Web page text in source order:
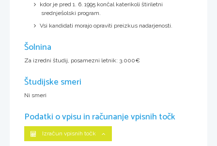
kdor je pred 1. 6. 1995 končal katerikoli štiriletni
srednješolski program.
Vsi kandidati morajo opraviti preizkus nadarjenosti.
Šolnina
Za izredni študij, posamezni letnik: 3.000€
Študijske smeri
Ni smeri
Podatki o vpisu in računanje vpisnih točk
Izračun vpisnih točk